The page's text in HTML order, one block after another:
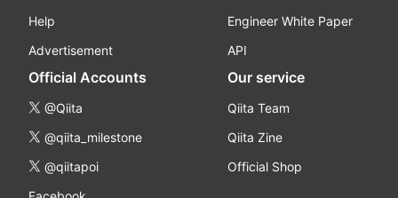
Help
Advertisement
Engineer White Paper
API
Official Accounts
@Qiita
@qiita_milestone
@qiitapoi
Our service
Qiita Team
Qiita Zine
Official Shop